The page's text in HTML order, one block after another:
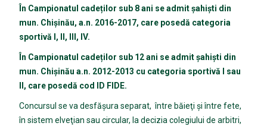
În Campionatul cadeților sub 8 ani se admit șahiști din
mun. Chișinău, a.n. 2016-2017, care posedă categoria
sportivă I, II, III, IV.
În Campionatul cadeților sub 12 ani se admit șahiști din
mun. Chișinău a.n. 2012-2013 cu categoria sportivă I sau
II, care posedă cod ID FIDE.
Concursul se va desfăşura separat, între băieţi şi între fete,
în sistem elveţian sau circular, la decizia colegiului de arbitri,